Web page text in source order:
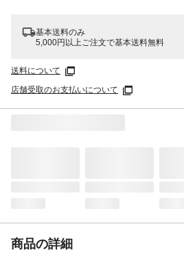
基本送料のみ
5,000円以上ご注文で基本送料無料
送料について
店舗受取のお支払いについて
商品の詳細